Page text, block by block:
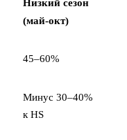
(май-окт)
45–60%
Минус 30–40%
к HS